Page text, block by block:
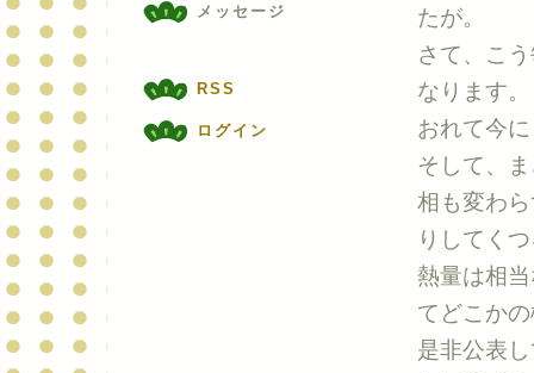
メッセージ
RSS
ログイン
たが。
さて、こ
なります
おれて今
そして、
相も変わ
りしてく
熱量は相
てどこか
是非公表